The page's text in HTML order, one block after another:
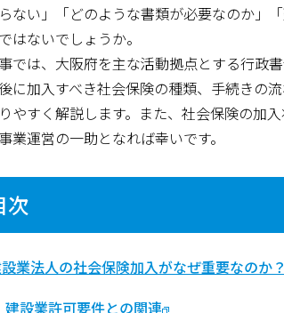
ない」「どのような書類が必要なのか」
はないでしょうか。
では、大阪府を主な活動拠点とする行政
に加入すべき社会保険の種類、手続きの
やすく解説します。また、社会保険の加
業運営の一助となれば幸いです。
次
業法人の社会保険加入がなぜ重要なのか？
建設業許可要件との関連